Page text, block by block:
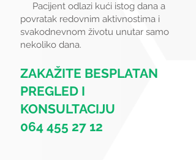
Pacijent odlazi kući istog dana a
povratak redovnim aktivnostima i
svakodnevnom životu unutar samo
nekoliko dana.
ZAKAŽITE BESPLATAN
PREGLED I
KONSULTACIJU
064 455 27 12